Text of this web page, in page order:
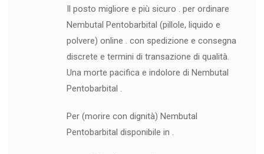
Il posto migliore e più sicuro . per ordinare
Nembutal Pentobarbital (pillole, liquido e
polvere) online . con spedizione e consegna
discrete e termini di transazione di qualità.
Una morte pacifica e indolore di Nembutal
Pentobarbital .
Per (morire con dignità) Nembutal
Pentobarbital disponibile in .